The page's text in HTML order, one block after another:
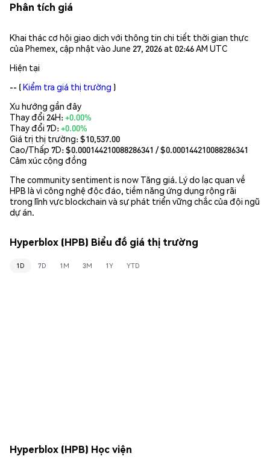
Phân tích giá
Khai thác cơ hội giao dịch với thông tin chi tiết thời gian thực
của Phemex, cập nhật vào June 27, 2026 at 02:46 AM UTC
Hiện tại
-- (Kiểm tra giá thị trường )
Xu hướng gần đây
Thay đổi 24H:+0.00%
Thay đổi 7D:+0.00%
Giá trị thị trường:$10,537.00
Cao/Thấp 7D: $0.000144210088286341 / $0.000144210088286341
Cảm xúc cộng đồng
The community sentiment is now Tăng giá. Lý do lạc quan về
HPB là vì công nghệ độc đáo, tiềm năng ứng dụng rộng rãi
trong lĩnh vực blockchain và sự phát triển vững chắc của đội ngũ
dự án.
Hyperblox (HPB) Biểu đồ giá thị trường
1D 7D 1M 3M 1Y YTD
Hyperblox (HPB) Học viện